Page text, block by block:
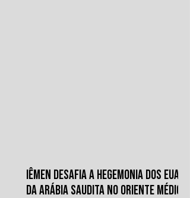
IÊMEN DESAFIA A HEGEMONIA DOS EUA E
DA ARÁBIA SAUDITA NO ORIENTE MÉDIO